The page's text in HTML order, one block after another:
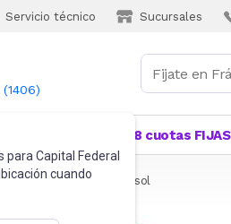
Servicio técnico Sucursales
(1406)
para Capital Federal
cuando
18 cuotas FIJAS
Anteojos de sol